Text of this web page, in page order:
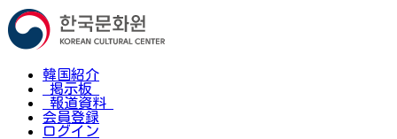
韓国紹介
掲示板
報道資料
会員登録
ログイン